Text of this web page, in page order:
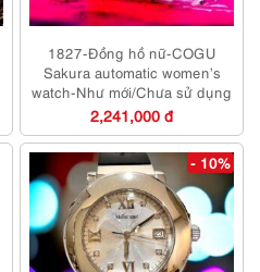
1827-Đồng hồ nữ-COGU
Sakura automatic women’s
watch-Như mới/Chưa sử dụng
2,241,000 đ
- 10%